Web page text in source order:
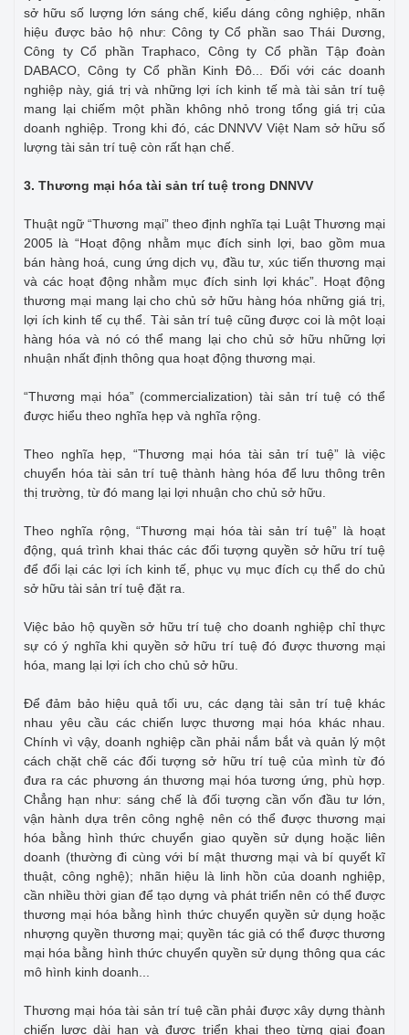
sở hữu số lượng lớn sáng chế, kiểu dáng công nghiệp, nhãn
hiệu được bảo hộ như: Công ty Cổ phần sao Thái Dương,
Công ty Cổ phần Traphaco, Công ty Cổ phần Tập đoàn
DABACO, Công ty Cổ phần Kinh Đô... Đối với các doanh
nghiệp này, giá trị và những lợi ích kinh tế mà tài sản trí tuệ
mang lại chiếm một phần không nhỏ trong tổng giá trị của
doanh nghiệp. Trong khi đó, các DNNVV Việt Nam sở hữu số
lượng tài sản trí tuệ còn rất hạn chế.
3. Thương mại hóa tài sản trí tuệ trong DNNVV
Thuật ngữ “Thương mại” theo định nghĩa tại Luật Thương mại
2005 là “Hoạt động nhằm mục đích sinh lợi, bao gồm mua
bán hàng hoá, cung ứng dịch vụ, đầu tư, xúc tiến thương mại
và các hoạt động nhằm mục đích sinh lợi khác”. Hoạt động
thương mại mang lại cho chủ sở hữu hàng hóa những giá trị,
lợi ích kinh tế cụ thể. Tài sản trí tuệ cũng được coi là một loại
hàng hóa và nó có thể mang lại cho chủ sở hữu những lợi
nhuận nhất định thông qua hoạt động thương mại.
“Thương mại hóa” (commercialization) tài sản trí tuệ có thể
được hiểu theo nghĩa hẹp và nghĩa rộng.
Theo nghĩa hẹp, “Thương mại hóa tài sản trí tuệ” là việc
chuyển hóa tài sản trí tuệ thành hàng hóa để lưu thông trên
thị trường, từ đó mang lại lợi nhuận cho chủ sở hữu.
Theo nghĩa rộng, “Thương mại hóa tài sản trí tuệ” là hoạt
động, quá trình khai thác các đối tượng quyền sở hữu trí tuệ
để đổi lại các lợi ích kinh tế, phục vụ mục đích cụ thể do chủ
sở hữu tài sản trí tuệ đặt ra.
Việc bảo hộ quyền sở hữu trí tuệ cho doanh nghiệp chỉ thực
sự có ý nghĩa khi quyền sở hữu trí tuệ đó được thương mại
hóa, mang lại lợi ích cho chủ sở hữu.
Để đảm bảo hiệu quả tối ưu, các dạng tài sản trí tuệ khác
nhau yêu cầu các chiến lược thương mại hóa khác nhau.
Chính vì vậy, doanh nghiệp cần phải nắm bắt và quản lý một
cách chặt chẽ các đối tượng sở hữu trí tuệ của mình từ đó
đưa ra các phương án thương mại hóa tương ứng, phù hợp.
Chẳng hạn như: sáng chế là đối tượng cần vốn đầu tư lớn,
vận hành dựa trên công nghệ nên có thể được thương mại
hóa bằng hình thức chuyển giao quyền sử dụng hoặc liên
doanh (thường đi cùng với bí mật thương mại và bí quyết kĩ
thuật, công nghệ); nhãn hiệu là linh hồn của doanh nghiệp,
cần nhiều thời gian để tạo dựng và phát triển nên có thể được
thương mại hóa bằng hình thức chuyển quyền sử dụng hoặc
nhượng quyền thương mại; quyền tác giả có thể được thương
mại hóa bằng hình thức chuyển quyền sử dụng thông qua các
mô hình kinh doanh...
Thương mại hóa tài sản trí tuệ cần phải được xây dựng thành
chiến lược dài hạn và được triển khai theo từng giai đoạn